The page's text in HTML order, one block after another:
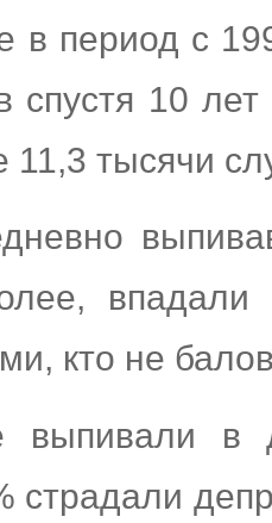
в период с
спустя 10
11,3 тысячи
кто не
выпивали в
страдали